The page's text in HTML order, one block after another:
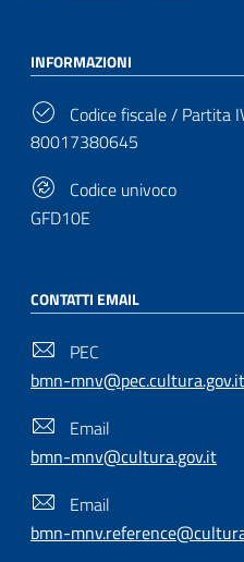
INFORMAZIONI
Codice fiscale / Partita
80017380645
Codice univoco
GFD10E
CONTATTI EMAIL
PEC
bmn-mnv@pec.cultura.gov.it
Email
bmn-mnv@cultura.gov.it
Email
bmn-